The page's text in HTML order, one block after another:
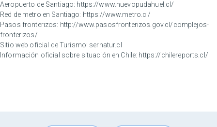
Aeropuerto de Santiago: https://www.nuevopudahuel.cl/
Red de metro en Santiago: https://www.metro.cl/
Pasos fronterizos: http://www.pasosfronterizos.gov.cl/complejos-
fronterizos/
Sitio web oficial de Turismo: sernatur.cl
Información oficial sobre situación en Chile: https://chilereports.cl/